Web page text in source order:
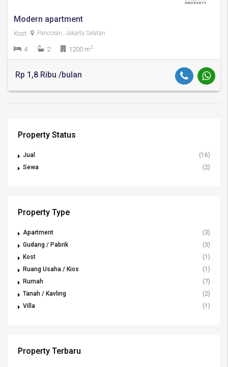
Modern apartment
Kost Pancoran, Jakarta Selatan
4 2 1200 m2
Rp 1,8 Ribu /bulan
Property Status
Jual
(16)
Sewa
(2)
Property Type
Apartment
(3)
Gudang / Pabrik
(3)
Kost
(1)
Ruang Usaha / Kios
(1)
Rumah
(7)
Tanah / Kavling
(2)
Villa
(1)
Property Terbaru